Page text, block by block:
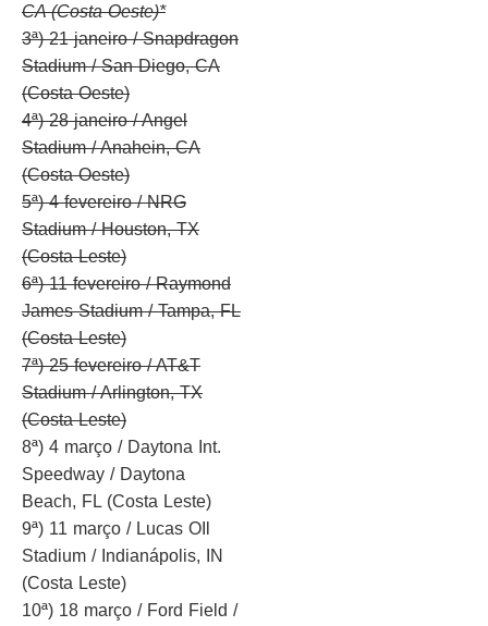
CA (Costa Oeste)*
3ª) 21 janeiro / Snapdragon
Stadium / San Diego, CA
(Costa Oeste)
4ª) 28 janeiro / Angel
Stadium / Anahein, CA
(Costa Oeste)
5ª) 4 fevereiro / NRG
Stadium / Houston, TX
(Costa Leste)
6ª) 11 fevereiro / Raymond
James Stadium / Tampa, FL
(Costa Leste)
7ª) 25 fevereiro / AT&T
Stadium / Arlington, TX
(Costa Leste)
8ª) 4 março / Daytona Int.
Speedway / Daytona
Beach, FL (Costa Leste)
9ª) 11 março / Lucas OIl
Stadium / Indianápolis, IN
(Costa Leste)
10ª) 18 março / Ford Field /